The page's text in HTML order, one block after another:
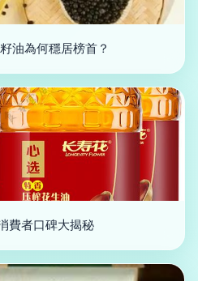
油為何穩居榜首？
費者口碑大揭秘